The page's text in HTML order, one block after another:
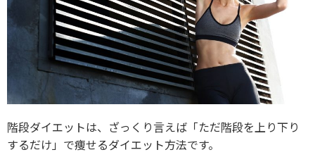
階段ダイエットは、ざっくり言えば「ただ階段を上り下り
するだけ」で痩せるダイエット方法です。